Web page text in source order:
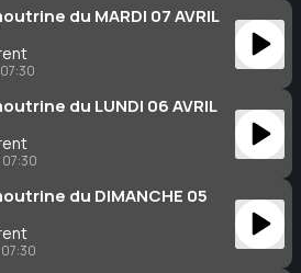
du MARDI 07 AVRIL
du LUNDI 06 AVRIL
du DIMANCHE 05